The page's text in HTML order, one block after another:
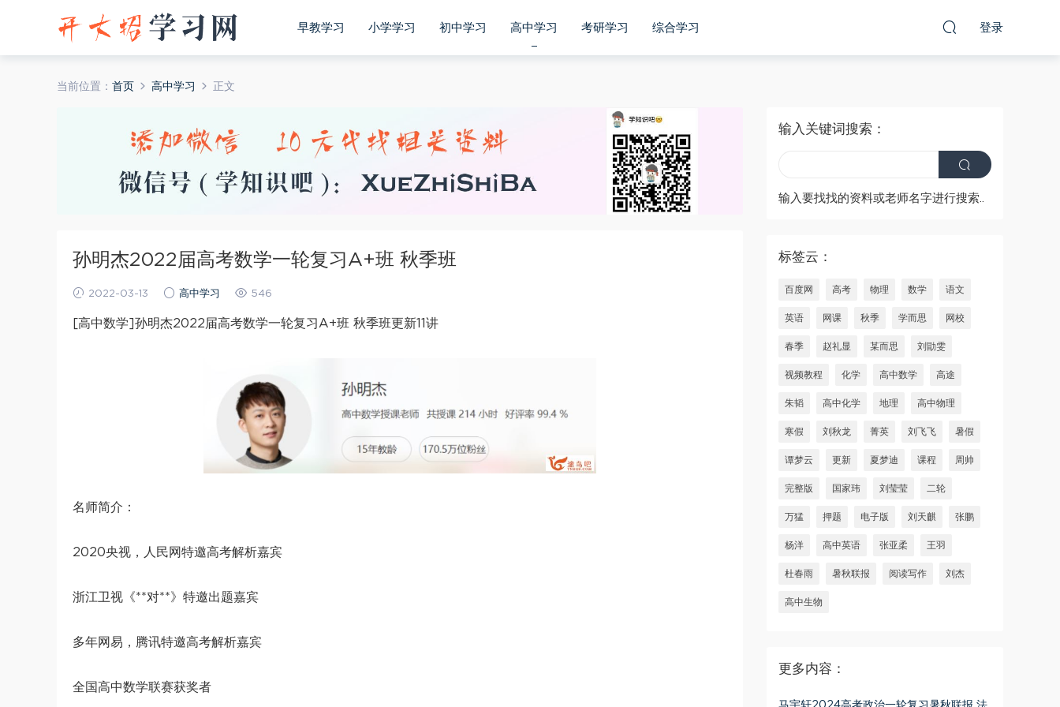
早教学习 小学学习 初中学习 高中学习 考研学习 综合学习 登录
当前位置： 首页 高中学习 正文
孙明杰2022届高考数学一轮复习A+班 秋季班
2022-03-13 高中学习 546
[高中数学]孙明杰2022届高考数学一轮复习A+班 秋季班更新11讲
名师简介：
2020央视，人民网特邀高考解析嘉宾
浙江卫视《**对**》特邀出题嘉宾
多年网易，腾讯特邀高考解析嘉宾
全国高中数学联赛获奖者
输入关键词搜索：
输入要找找的资料或老师名字进行搜索..
标签云：
百度网 高考 物理 数学 语文
英语 网课 秋季 学而思 网校
春季 赵礼显 某而思 刘勖雯
视频教程 化学 高中数学 高途
朱韬 高中化学 地理 高中物理
寒假 刘秋龙 菁英 刘飞飞 暑假
谭梦云 更新 夏梦迪 课程 周帅
完整版 国家玮 刘莹莹 二轮
万猛 押题 电子版 刘天麒 张鹏
杨洋 高中英语 张亚柔 王羽
杜春雨 暑秋联报 阅读写作 刘杰
高中生物
更多内容：